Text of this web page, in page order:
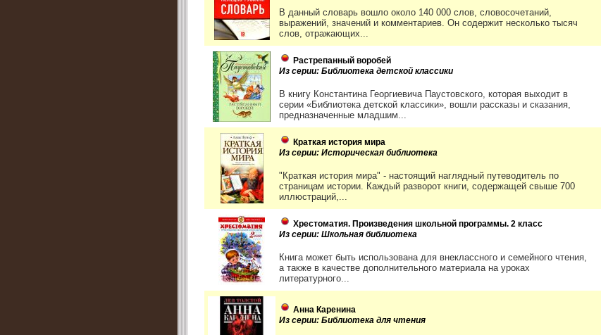
В данный словарь вошло около 140 000 слов, словосочетаний,
выражений, значений и комментариев. Он содержит несколько тысяч
слов, отражающих...
Растрепанный воробей
Из серии: Библиотека детской классики
В книгу Константина Георгиевича Паустовского, которая выходит в
серии «Библиотека детской классики», вошли рассказы и сказания,
предназначенные младшим...
Краткая история мира
Из серии: Историческая библиотека
"Краткая история мира" - настоящий наглядный путеводитель по
страницам истории. Каждый разворот книги, содержащей свыше 700
иллюстраций,...
Хрестоматия. Произведения школьной программы. 2 класс
Из серии: Школьная библиотека
Книга может быть использована для внеклассного и семейного чтения,
а также в качестве дополнительного материала на уроках
литературного...
Анна Каренина
Из серии: Библиотека для чтения